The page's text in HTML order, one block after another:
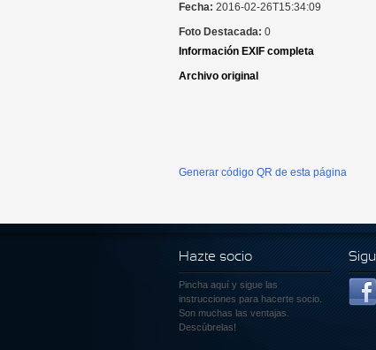
Fecha: 2016-02-26T15:34:09
Foto Destacada: 0
Información EXIF completa
Archivo original
Generar código QR de esta página
Hazte socio
Pincha aquí y sigue las
instrucciones para hacerte socio.
Son muchas las ventajas.
Descúbrelas!